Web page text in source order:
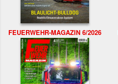
FEUERWEHR-MAGAZIN 6/2026